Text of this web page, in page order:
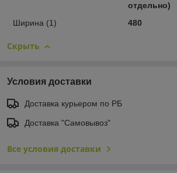
отдельно)
Ширина (1)
480
Скрыть
Условия доставки
Доставка курьером по РБ
Доставка "Самовывоз"
Все условия доставки